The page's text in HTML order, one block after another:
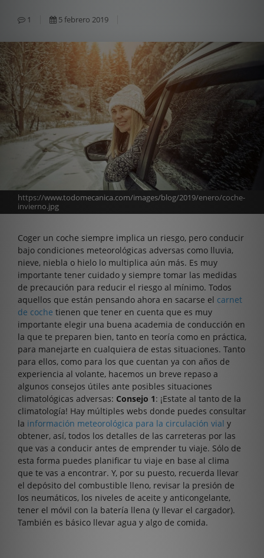
1 5 febrero 2019
https://www.todomecanica.com/images/blog/2019/enero/coche-
invierno.jpg
Coger un coche siempre implica un riesgo, pero conducir
bajo condiciones meteorológicas adversas como lluvia,
nieve, niebla o hielo lo multiplica aún más. Es muy
importante tener cuidado y siempre tomar las medidas
de precaución para reducir el riesgo al mínimo. Todos
aquellos que están pensando ahora en sacarse el carnet
de coche tienen que tener en cuenta que es muy
importante elegir una buena academia de conducción en
la que te preparen bien, tanto en teoría como en práctica,
para manejarte en cualquiera de estas situaciones. Tanto
para ellos, como para los que cuentan ya con años de
experiencia al volante, hacemos un breve repaso a
algunos consejos útiles ante posibles situaciones
climatológicas adversas: Consejo 1: ¡Estate al tanto de la
climatología! Hay múltiples webs donde puedes consultar
la información meteorológica para la circulación vial y
obtener, así, todos los detalles de las carreteras por las
que vas a conducir antes de emprender tu viaje. Sólo de
esta forma puedes planificar tu viaje en base al clima
que te vas a encontrar. Y, por su puesto, recuerda llevar
el depósito del combustible lleno, revisar la presión de
los neumáticos, los niveles de aceite y anticongelante,
tener el móvil con la batería llena (y llevar el cargador).
También es básico llevar agua y algo de comida.